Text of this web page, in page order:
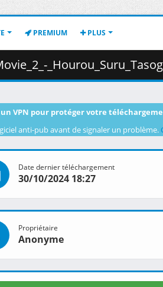
PREMIUM PLUS
VPN pour protéger votre
anti-pub avant de signaler un problème.
Date dernier téléchargement
30/10/2024 18:27
Propriétaire
Anonyme